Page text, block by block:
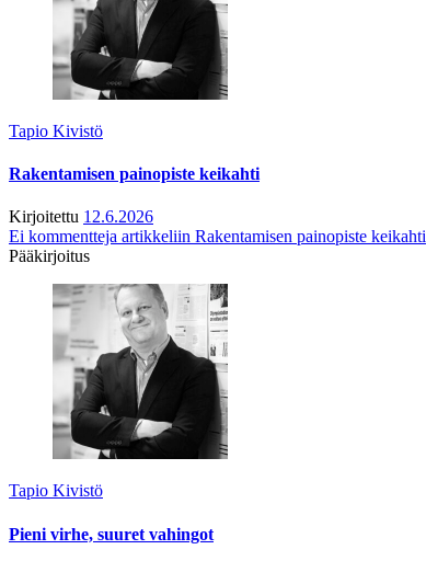
Tapio Kivistö
Rakentamisen painopiste keikahti
Kirjoitettu 12.6.2026
Ei kommentteja artikkeliin Rakentamisen painopiste keikahti
Pääkirjoitus
Tapio Kivistö
Pieni virhe, suuret vahingot